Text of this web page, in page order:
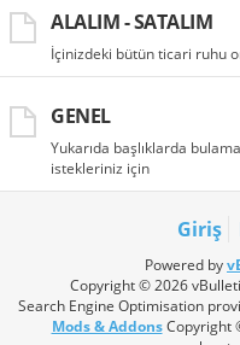
ALALIM - SATALIM
İçinizdeki bütün ticari ruhu
GENEL
Yukarıda başlıklarda
istekleriniz için
Giriş
Powered by
Copyright © 2026
Search Engine Optimisation
Mods & AddonsCopyright